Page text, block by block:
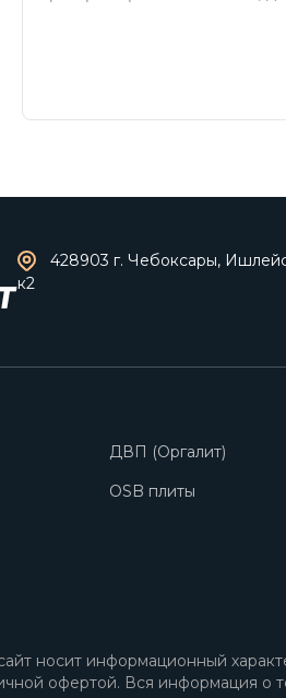
428903 г. Чебоксары,
к2
ДВП (Оргалит)
OSB плиты
носит информационный
офертой. Вся информация о